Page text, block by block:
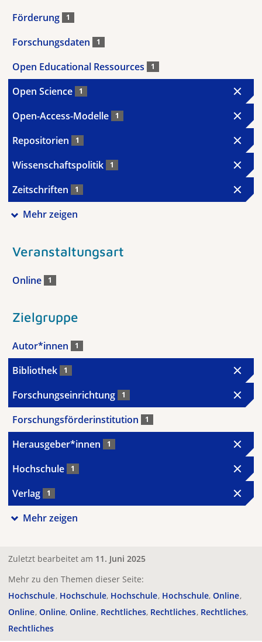
Förderung 1
Forschungsdaten 1
Open Educational Ressources 1
Open Science 1
Open-Access-Modelle 1
Repositorien 1
Wissenschaftspolitik 1
Zeitschriften 1
Mehr zeigen
Veranstaltungsart
Online 1
Zielgruppe
Autor*innen 1
Bibliothek 1
Forschungseinrichtung 1
Forschungsförderinstitution 1
Herausgeber*innen 1
Hochschule 1
Verlag 1
Mehr zeigen
Zuletzt bearbeitet am 11. Juni 2025
Mehr zu den Themen dieser Seite:
Hochschule Hochschule Hochschule Hochschule Online
Online Online Online Rechtliches Rechtliches Rechtliches
Rechtliches